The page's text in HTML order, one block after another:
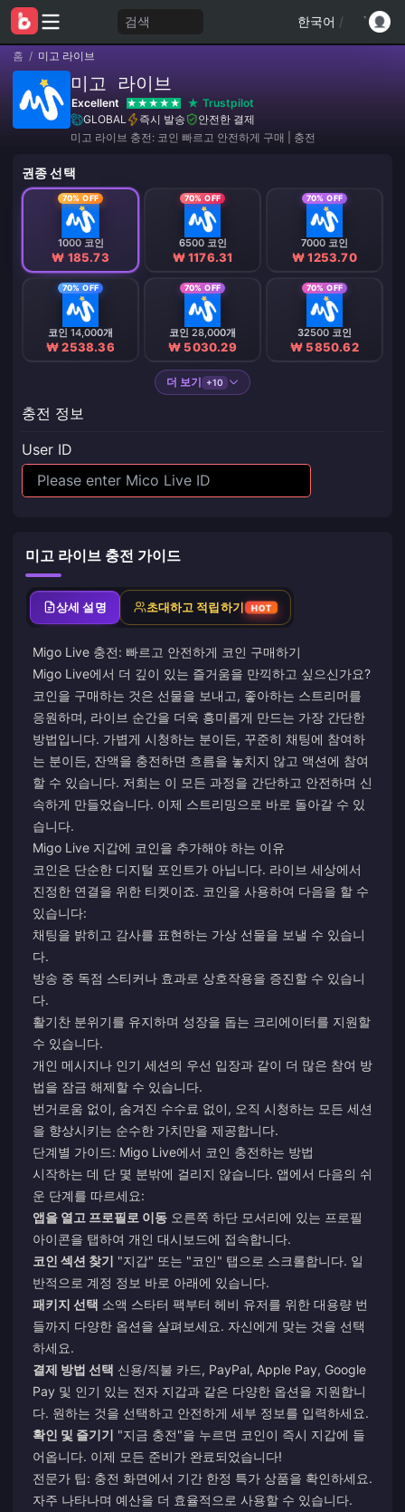
검색 한국어 /
홈 / 미고 라이브
미고 라이브
Excellent
Trustpilot
GLOBAL
즉시 발송
안전한 결제
미고 라이브 충전: 코인 빠르고 안전하게 구매 | 충전
권종 선택
70% OFF
1000 코인
₩ 185.73
70% OFF
6500 코인
₩ 1176.31
70% OFF
7000 코인
₩ 1253.70
70% OFF
코인 14,000개
₩ 2538.36
70% OFF
코인 28,000개
₩ 5030.29
70% OFF
32500 코인
₩ 5850.62
더 보기 +10
충전 정보
User ID
미고 라이브 충전 가이드
상세 설명 초대하고 적립하기 HOT
Migo Live 충전: 빠르고 안전하게 코인 구매하기
Migo Live에서 더 깊이 있는 즐거움을 만끽하고 싶으신가요?
코인을 구매하는 것은 선물을 보내고, 좋아하는 스트리머를
응원하며, 라이브 순간을 더욱 흥미롭게 만드는 가장 간단한
방법입니다. 가볍게 시청하는 분이든, 꾸준히 채팅에 참여하
는 분이든, 잔액을 충전하면 흐름을 놓치지 않고 액션에 참여
할 수 있습니다. 저희는 이 모든 과정을 간단하고 안전하며 신
속하게 만들었습니다. 이제 스트리밍으로 바로 돌아갈 수 있
습니다.
Migo Live 지갑에 코인을 추가해야 하는 이유
코인은 단순한 디지털 포인트가 아닙니다. 라이브 세상에서
진정한 연결을 위한 티켓이죠. 코인을 사용하여 다음을 할 수
있습니다:
채팅을 밝히고 감사를 표현하는 가상 선물을 보낼 수 있습니
다.
방송 중 독점 스티커나 효과로 상호작용을 증진할 수 있습니
다.
활기찬 분위기를 유지하며 성장을 돕는 크리에이터를 지원할
수 있습니다.
개인 메시지나 인기 세션의 우선 입장과 같이 더 많은 참여 방
법을 잠금 해제할 수 있습니다.
번거로움 없이, 숨겨진 수수료 없이, 오직 시청하는 모든 세션
을 향상시키는 순수한 가치만을 제공합니다.
단계별 가이드: Migo Live에서 코인 충전하는 방법
시작하는 데 단 몇 분밖에 걸리지 않습니다. 앱에서 다음의 쉬
운 단계를 따르세요:
앱을 열고 프로필로 이동 오른쪽 하단 모서리에 있는 프로필
아이콘을 탭하여 개인 대시보드에 접속합니다.
코인 섹션 찾기 "지갑" 또는 "코인" 탭으로 스크롤합니다. 일
반적으로 계정 정보 바로 아래에 있습니다.
패키지 선택 소액 스타터 팩부터 헤비 유저를 위한 대용량 번
들까지 다양한 옵션을 살펴보세요. 자신에게 맞는 것을 선택
하세요.
결제 방법 선택 신용/직불 카드, PayPal, Apple Pay, Google
Pay 및 인기 있는 전자 지갑과 같은 다양한 옵션을 지원합니
다. 원하는 것을 선택하고 안전하게 세부 정보를 입력하세요.
확인 및 즐기기 "지금 충전"을 누르면 코인이 즉시 지갑에 들
어옵니다. 이제 모든 준비가 완료되었습니다!
전문가 팁: 충전 화면에서 기간 한정 특가 상품을 확인하세요.
자주 나타나며 예산을 더 효율적으로 사용할 수 있습니다.